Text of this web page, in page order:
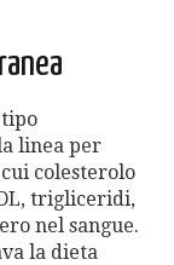
linea per
colesterolo
trigliceridi,
nel sangue.
la dieta